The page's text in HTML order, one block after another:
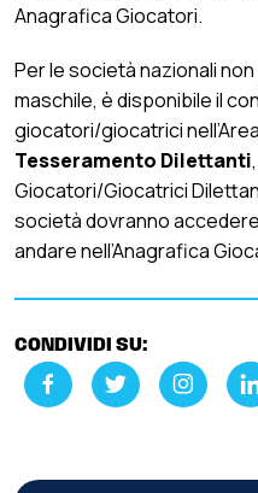
Anagrafica Giocatori.
Per le società nazionali
maschile, è disponibile il
giocatori/giocatrici
Tesseramento Dilettanti
Giocatori/Giocatrici
società dovranno
andare nell’Anagrafica
CONDIVIDI SU: